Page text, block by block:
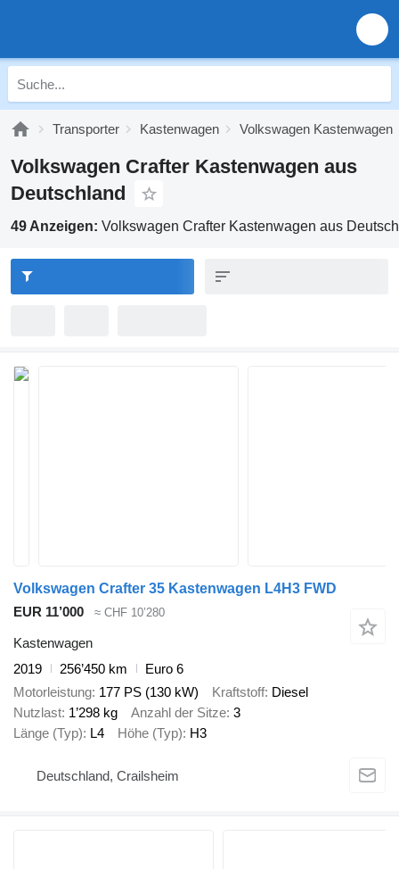
Transporter Kastenwagen Volkswagen Kastenwagen
Volkswagen Crafter Kastenwagen aus
Deutschland
49 Anzeigen: Volkswagen Crafter Kastenwagen aus
Volkswagen Crafter 35 Kastenwagen L4H3 FWD
EUR 11’000
≈ CHF 10’280
Kastenwagen
2019
256’450 km
Euro 6
Motorleistung 177 PS (130 kW) Kraftstoff Diesel
Nutzlast 1’298 kg Anzahl der Sitze 3
Länge (Typ) L4 Höhe (Typ) H3
Deutschland, Crailsheim